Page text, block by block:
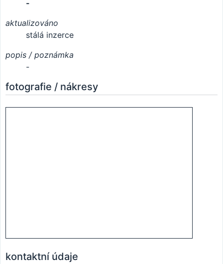
-
aktualizováno
stálá inzerce
popis / poznámka
-
fotografie / nákresy
kontaktní údaje